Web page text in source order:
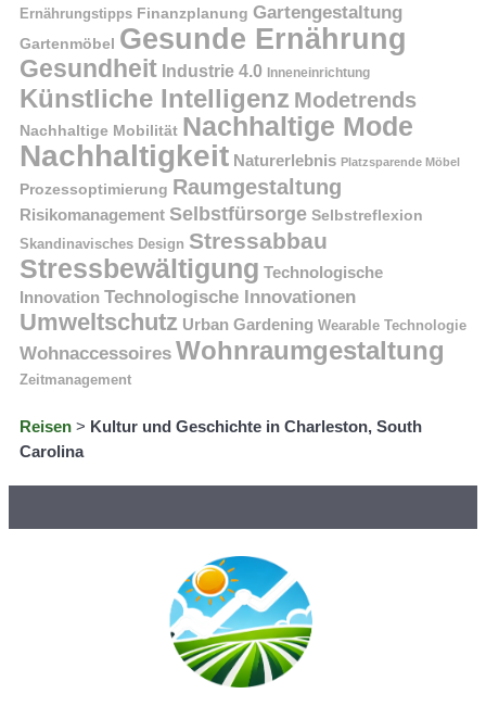
Ernährungstipps Finanzplanung Gartengestaltung
Gartenmöbel Gesunde Ernährung
Gesundheit Industrie 4.0 Inneneinrichtung
Künstliche Intelligenz Modetrends
Nachhaltige Mobilität Nachhaltige Mode
Nachhaltigkeit Naturerlebnis Platzsparende Möbel
Prozessoptimierung Raumgestaltung
Risikomanagement Selbstfürsorge Selbstreflexion
Skandinavisches Design Stressabbau
Stressbewältigung Technologische
Innovation Technologische Innovationen
Umweltschutz Urban Gardening Wearable Technologie
Wohnaccessoires Wohnraumgestaltung
Zeitmanagement
Reisen > Kultur und Geschichte in Charleston, South
Carolina